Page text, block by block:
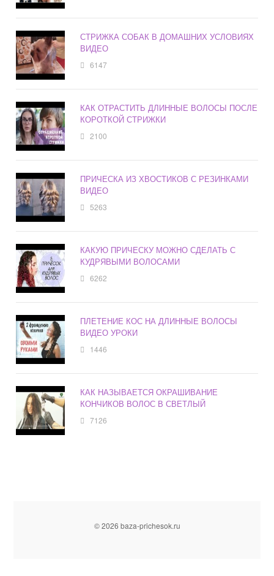
СТРИЖКА СОБАК В ДОМАШНИХ УСЛОВИЯХ
ВИДЕО
6147
КАК ОТРАСТИТЬ ДЛИННЫЕ ВОЛОСЫ ПОСЛЕ
КОРОТКОЙ СТРИЖКИ
2100
ПРИЧЕСКА ИЗ ХВОСТИКОВ С РЕЗИНКАМИ
ВИДЕО
5263
КАКУЮ ПРИЧЕСКУ МОЖНО СДЕЛАТЬ С
КУДРЯВЫМИ ВОЛОСАМИ
6262
ПЛЕТЕНИЕ КОС НА ДЛИННЫЕ ВОЛОСЫ
ВИДЕО УРОКИ
1446
КАК НАЗЫВАЕТСЯ ОКРАШИВАНИЕ
КОНЧИКОВ ВОЛОС В СВЕТЛЫЙ
7126
© 2026 baza-prichesok.ru